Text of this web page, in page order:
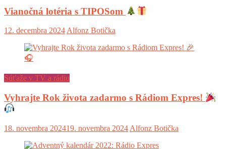
Vianočná lotéria s TIPOSom
12. decembra 2024 Alfonz Botička
Súťaže v TV a rádiu
Vyhrajte Rok života zadarmo s Rádiom Expres!
18. novembra 202419. novembra 2024 Alfonz Botička